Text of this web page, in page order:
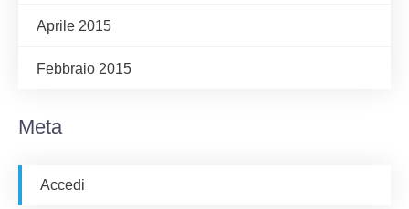
Aprile 2015
Febbraio 2015
Meta
Accedi